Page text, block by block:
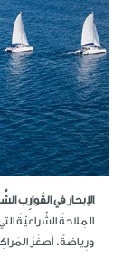
الإبحار في القَوارِب
المِلاحةُ الشِّراعيّةُ
ورِياضةً. أَصغَرُ